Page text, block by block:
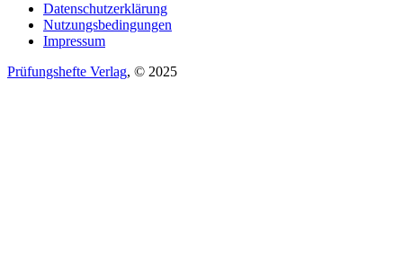
Datenschutzerklärung
Nutzungsbedingungen
Impressum
Prüfungshefte Verlag, © 2025